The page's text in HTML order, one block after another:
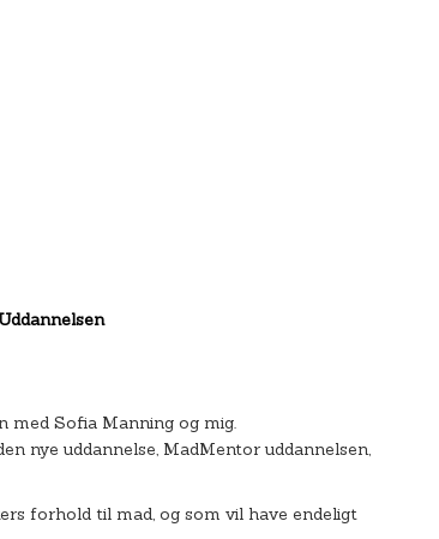
med Sofia Manning og mig.
nye uddannelse, MadMentor uddannelsen,
forhold til mad, og som vil have endeligt